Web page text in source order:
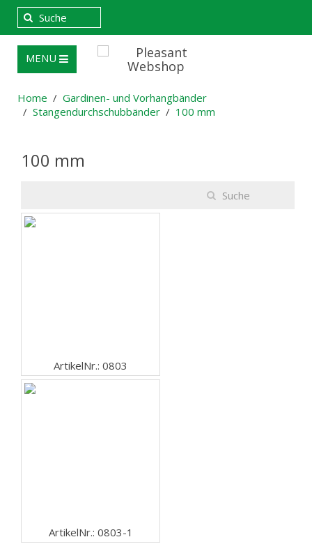
MENU
Home
Gardinen- und Vorhangbänder
Stangendurchschubbänder
100 mm
100 mm
ArtikelNr.: 0803
ArtikelNr.: 0803-1